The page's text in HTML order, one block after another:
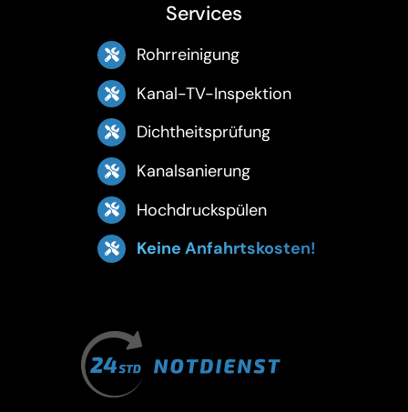
Services
Rohrreinigung
Kanal-TV-Inspektion
Dichtheitsprüfung
Kanalsanierung
Hochdruckspülen
Keine Anfahrtskosten!